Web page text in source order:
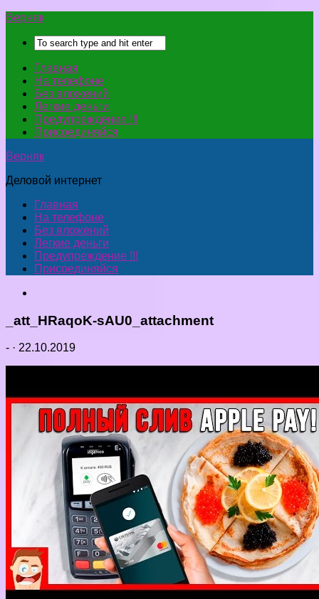
Верняк
Главная
На телефоне
Без вложений
Легкие деньги
Предупреждение !!!
Присоединяйся
Верняк
Деловой интернет
Главная
На телефоне
Без вложений
Легкие деньги
Предупреждение !!!
Присоединяйся
_att_HRaqoK-sAU0_attachment
- · 22.10.2019